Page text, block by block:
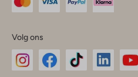
Volg ons